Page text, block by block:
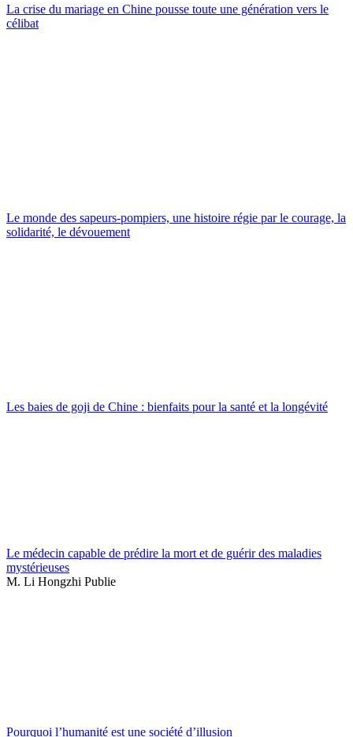
La crise du mariage en Chine pousse toute une génération vers le
célibat
Le monde des sapeurs-pompiers, une histoire régie par le courage, la
solidarité, le dévouement
Les baies de goji de Chine : bienfaits pour la santé et la longévité
Le médecin capable de prédire la mort et de guérir des maladies
mystérieuses
M. Li Hongzhi Publie
Pourquoi l’humanité est une société d’illusion